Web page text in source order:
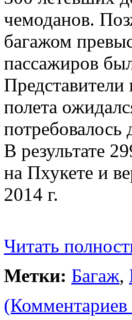
чемоданов.
багажом
пассажиров
полета
потребовалось
В результате
на Пхукете и
2014 г.
Читать
Метки: Багаж,
(Комментариев